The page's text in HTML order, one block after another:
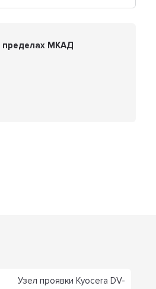
пределах МКАД
Узел проявки Kyocera DV-